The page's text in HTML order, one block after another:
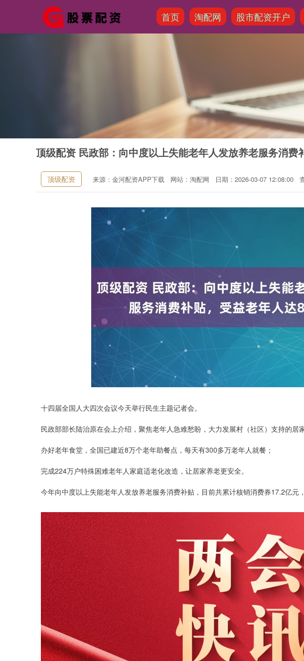
首页 淘配网 股市配资开户
顶级配资 民政部：向中度以上失能老年人发放养老服务消费
顶级配资 来源：金河配资APP下载 网站：淘配网 日期：2026-03-07 12:08:00
十四届全国人大四次会议今天举行民生主题记者会。
民政部部长陆治原在会上介绍，聚焦老年人急难愁盼，大力发展村（社区）支持的居
办好老年食堂，全国已建近8万个老年助餐点，每天有300多万老年人就餐；
完成224万户特殊困难老年人家庭适老化改造，让居家养老更安全。
今年向中度以上失能老年人发放养老服务消费补贴，目前共累计核销消费券17.2亿元